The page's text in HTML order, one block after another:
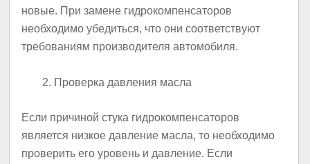
новые. При замене гидрокомпенсаторов
необходимо убедиться, что они соответствуют
требованиям производителя автомобиля.
Проверка давления масла
Если причиной стука гидрокомпенсаторов
является низкое давление масла, то необходимо
проверить его уровень и давление. Если